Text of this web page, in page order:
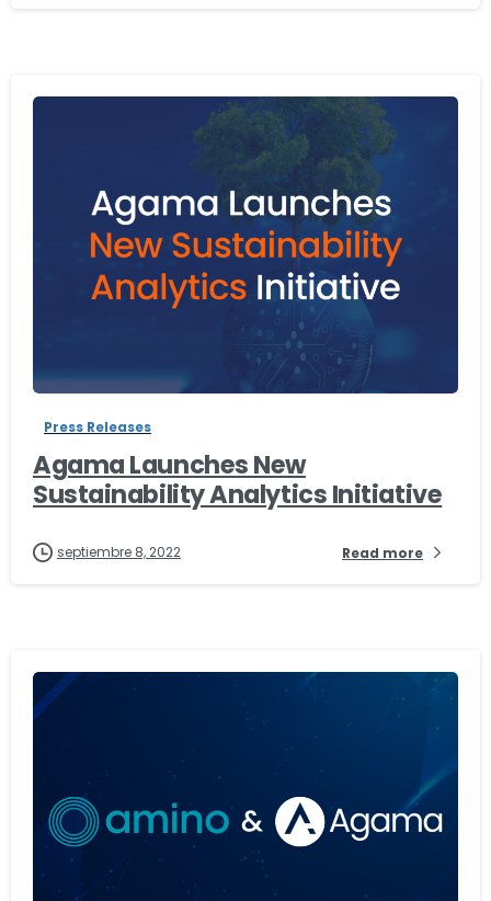
Press Releases
Agama Launches New
Sustainability Analytics Initiative
septiembre 8, 2022 Read more